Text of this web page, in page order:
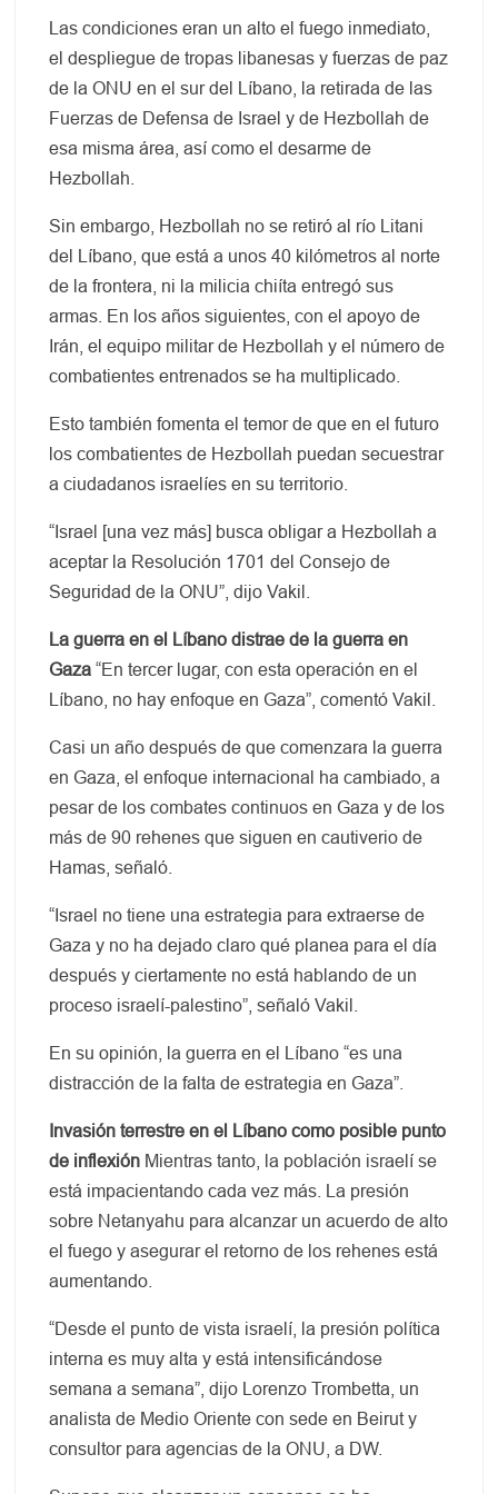
Las condiciones eran un alto el fuego inmediato,
el despliegue de tropas libanesas y fuerzas de paz
de la ONU en el sur del Líbano, la retirada de las
Fuerzas de Defensa de Israel y de Hezbollah de
esa misma área, así como el desarme de
Hezbollah.
Sin embargo, Hezbollah no se retiró al río Litani
del Líbano, que está a unos 40 kilómetros al norte
de la frontera, ni la milicia chiíta entregó sus
armas. En los años siguientes, con el apoyo de
Irán, el equipo militar de Hezbollah y el número de
combatientes entrenados se ha multiplicado.
Esto también fomenta el temor de que en el futuro
los combatientes de Hezbollah puedan secuestrar
a ciudadanos israelíes en su territorio.
“Israel [una vez más] busca obligar a Hezbollah a
aceptar la Resolución 1701 del Consejo de
Seguridad de la ONU”, dijo Vakil.
La guerra en el Líbano distrae de la guerra en
Gaza “En tercer lugar, con esta operación en el
Líbano, no hay enfoque en Gaza”, comentó Vakil.
Casi un año después de que comenzara la guerra
en Gaza, el enfoque internacional ha cambiado, a
pesar de los combates continuos en Gaza y de los
más de 90 rehenes que siguen en cautiverio de
Hamas, señaló.
“Israel no tiene una estrategia para extraerse de
Gaza y no ha dejado claro qué planea para el día
después y ciertamente no está hablando de un
proceso israelí-palestino”, señaló Vakil.
En su opinión, la guerra en el Líbano “es una
distracción de la falta de estrategia en Gaza”.
Invasión terrestre en el Líbano como posible punto
de inflexión Mientras tanto, la población israelí se
está impacientando cada vez más. La presión
sobre Netanyahu para alcanzar un acuerdo de alto
el fuego y asegurar el retorno de los rehenes está
aumentando.
“Desde el punto de vista israelí, la presión política
interna es muy alta y está intensificándose
semana a semana”, dijo Lorenzo Trombetta, un
analista de Medio Oriente con sede en Beirut y
consultor para agencias de la ONU, a DW.